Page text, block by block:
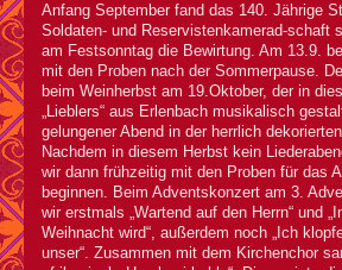
Anfang September fand das 140. Jährige
Soldaten- und Reservistenkamerad-schaft
am Festsonntag die Bewirtung. Am 13.9.
mit den Proben nach der Sommerpause.
beim Weinherbst am 19.Oktober, der in
„Lieblers“ aus Erlenbach musikalisch
gelungener Abend in der herrlich
Nachdem in diesem Herbst kein
wir dann frühzeitig mit den Proben für das
beginnen. Beim Adventskonzert am 3.
wir erstmals „Wartend auf den Herrn“ und
Weihnacht wird“, außerdem noch „Ich
unser“. Zusammen mit dem Kirchenchor